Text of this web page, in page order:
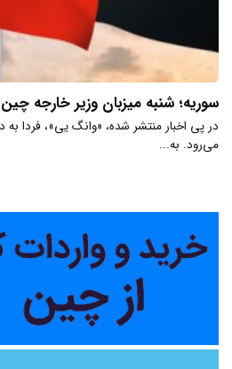
سوریه؛ شنبه میزبان وزیر خارجه
در پی اخبار منتشر شده، «وانگ یی»، فردا
می‌رود. به...